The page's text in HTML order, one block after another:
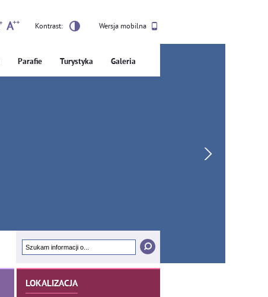
Wersja mobilna
Kontrast:
Parafie Turystyka Galeria
LOKALIZACJA